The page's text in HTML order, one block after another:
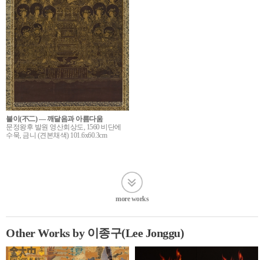
불이(不二) ― 깨달음과 아름다움
문정왕후 발원 영산회상도, 1560 비단에
수묵, 금니 (견본채색) 101.6x60.3cm
more works
Other Works by 이종구(Lee Jonggu)